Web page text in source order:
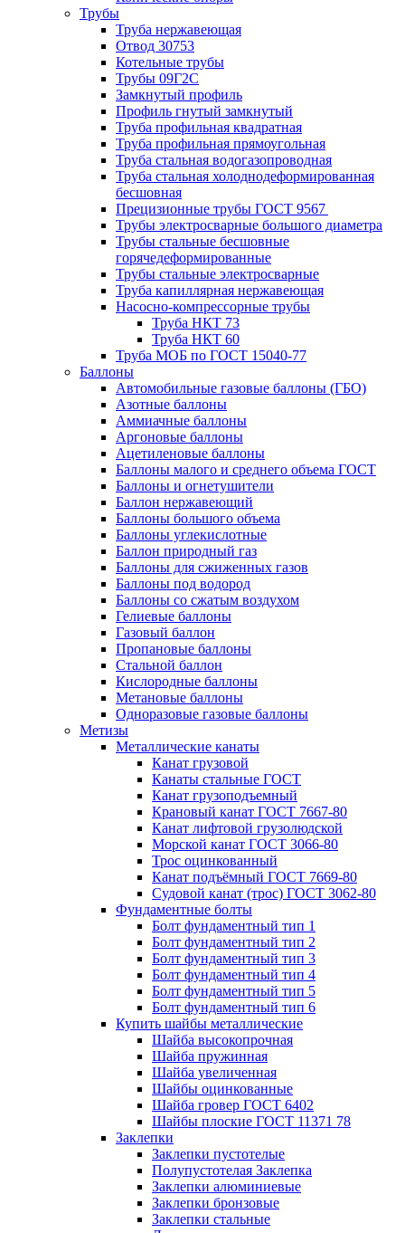
Трубы
Труба нержавеющая
Отвод 30753
Котельные трубы
Трубы 09Г2С
Замкнутый профиль
Профиль гнутый замкнутый
Труба профильная квадратная
Труба профильная прямоугольная
Труба стальная водогазопроводная
Труба стальная холоднодеформированная
бесшовная
Прецизионные трубы ГОСТ 9567
Трубы электросварные большого диаметра
Трубы стальные бесшовные
горячедеформированные
Трубы стальные электросварные
Труба капиллярная нержавеющая
Насосно-компрессорные трубы
Труба НКТ 73
Труба НКТ 60
Труба МОБ по ГОСТ 15040-77
Баллоны
Автомобильные газовые баллоны (ГБО)
Азотные баллоны
Аммиачные баллоны
Аргоновые баллоны
Ацетиленовые баллоны
Баллоны малого и среднего объема ГОСТ
Баллоны и огнетушители
Баллон нержавеющий
Баллоны большого объема
Баллоны углекислотные
Баллон природный газ
Баллоны для сжиженных газов
Баллоны под водород
Баллоны со сжатым воздухом
Гелиевые баллоны
Газовый баллон
Пропановые баллоны
Стальной баллон
Кислородные баллоны
Метановые баллоны
Одноразовые газовые баллоны
Метизы
Металлические канаты
Канат грузовой
Канаты стальные ГОСТ
Канат грузоподъемный
Крановый канат ГОСТ 7667-80
Канат лифтовой грузолюдской
Морской канат ГОСТ 3066-80
Трос оцинкованный
Канат подъёмный ГОСТ 7669-80
Судовой канат (трос) ГОСТ 3062-80
Фундаментные болты
Болт фундаментный тип 1
Болт фундаментный тип 2
Болт фундаментный тип 3
Болт фундаментный тип 4
Болт фундаментный тип 5
Болт фундаментный тип 6
Купить шайбы металлические
Шайба высокопрочная
Шайба пружинная
Шайба увеличенная
Шайбы оцинкованные
Шайба гровер ГОСТ 6402
Шайбы плоские ГОСТ 11371 78
Заклепки
Заклепки пустотелые
Полупустотелая Заклепка
Заклепки алюминиевые
Заклепки бронзовые
Заклепки стальные